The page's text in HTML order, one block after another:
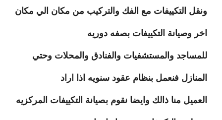
ونقل التكييفات مع الفك والتركيب من مكان الي مكان
اخر وصيانة التكييفات بصفه دوريه
للمساجد والمستشفيات والفنادق والمحلات وحتي
المنازل فنعمل بنظام عقود سنويه اذا اراد
العميل منا ذالك وايضا نقوم بصيانة التكييفات المركزيه